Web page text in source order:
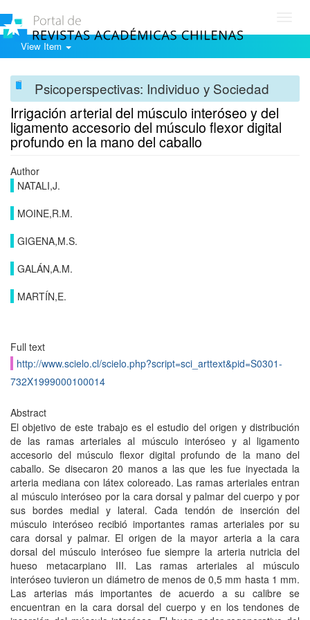
View Item
Psicoperspectivas: Individuo y Sociedad
Irrigación arterial del músculo interóseo y del
ligamento accesorio del músculo flexor digital
profundo en la mano del caballo
Author
NATALI,J.
MOINE,R.M.
GIGENA,M.S.
GALÁN,A.M.
MARTÍN,E.
Full text
http://www.scielo.cl/scielo.php?script=sci_arttext&pid=S0301-
732X1999000100014
Abstract
El objetivo de este trabajo es el estudio del origen y distribución
de las ramas arteriales al músculo interóseo y al ligamento
accesorio del músculo flexor digital profundo de la mano del
caballo. Se disecaron 20 manos a las que les fue inyectada la
arteria mediana con látex coloreado. Las ramas arteriales entran
al músculo interóseo por la cara dorsal y palmar del cuerpo y por
sus bordes medial y lateral. Cada tendón de inserción del
músculo interóseo recibió importantes ramas arteriales por su
cara dorsal y palmar. El origen de la mayor arteria a la cara
dorsal del músculo interóseo fue siempre la arteria nutricia del
hueso metacarpiano III. Las ramas arteriales al músculo
interóseo tuvieron un diámetro de menos de 0,5 mm hasta 1 mm.
Las arterias más importantes de acuerdo a su calibre se
encuentran en la cara dorsal del cuerpo y en los tendones de